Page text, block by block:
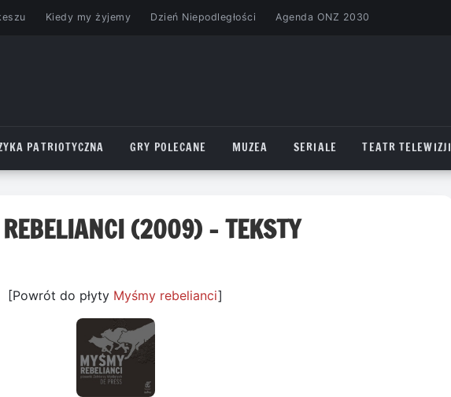
Kiedy my żyjemy Dzień Niepodległości Agenda ONZ 2030
PATRIOTYCZNA GRY POLECANE MUZEA SERIALE TEATR TELEWIZJI
(2009) – TEKSTY
[Powrót do płyty Myśmy rebelianci]